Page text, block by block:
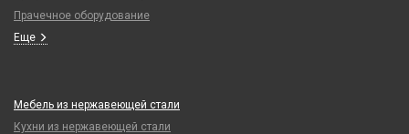
Прачечное оборудование
Еще
Мебель из нержавеющей стали
Кухни из нержавеющей стали